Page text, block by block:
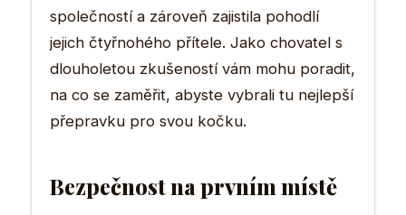
společností a zároveň zajistila pohodlí
jejich čtyřnohého přítele. Jako chovatel s
dlouholetou zkušeností vám mohu poradit,
na co se zaměřit, abyste vybrali tu nejlepší
přepravku pro svou kočku.
Bezpečnost na prvním místě